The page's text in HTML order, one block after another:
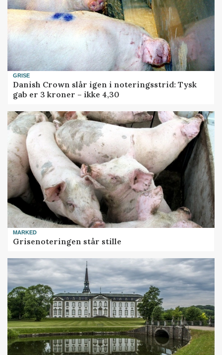
GRISE
Danish Crown slår igen i noteringsstrid: Tysk
gab er 3 kroner – ikke 4,30
MARKED
Grisenoteringen står stille